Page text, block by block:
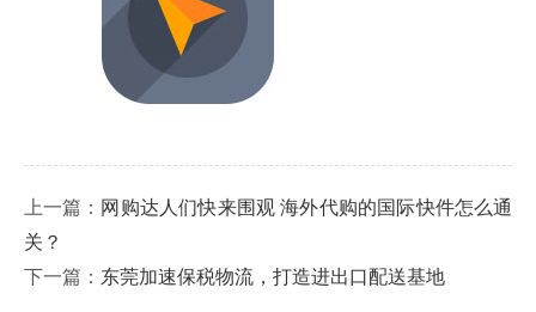
上一篇： 网购达人们快来围观 海外代购的国际快件怎么通
关？
下一篇： 东莞加速保税物流，打造进出口配送基地